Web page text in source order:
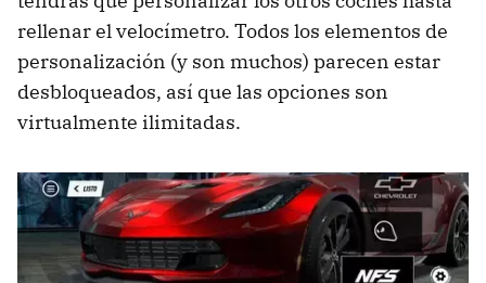
rellenar el velocímetro. Todos los elementos de
personalización (y son muchos) parecen estar
desbloqueados, así que las opciones son
virtualmente ilimitadas.